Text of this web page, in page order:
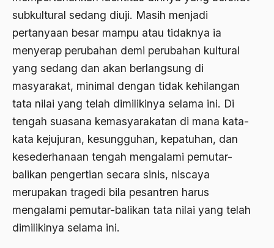
subkultural sedang diuji. Masih menjadi
pertanyaan besar mampu atau tidaknya ia
menyerap perubahan demi perubahan kultural
yang sedang dan akan berlangsung di
masyarakat, minimal dengan tidak kehilangan
tata nilai yang telah dimilikinya selama ini. Di
tengah suasana kemasyarakatan di mana kata-
kata kejujuran, kesungguhan, kepatuhan, dan
kesederhanaan tengah mengalami pemutar-
balikan pengertian secara sinis, niscaya
merupakan tragedi bila pesantren harus
mengalami pemutar-balikan tata nilai yang telah
dimilikinya selama ini.
Asas Keagamaan
asas kebangsaan
Asas Organisasi Islam
Asas Pancasila
Asas Permusyawaratan
Asas Pluralisme
Asas Tunggal
Asghar Ali Engineer
Ashram Ghandi